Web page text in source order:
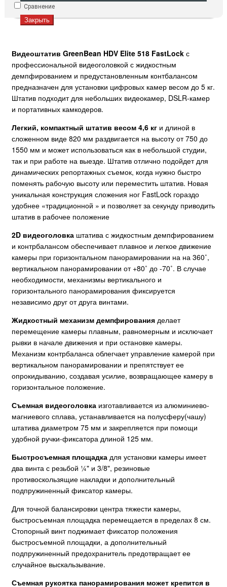
Сравнение
Видеоштатив GreenBean HDV Elite 518 FastLock с
профессиональной видеоголовкой с жидкостным
демпфированием и предустановленным контбалансом
предназначен для установки цифровых камер весом до 5 кг.
Штатив подходит для небольших видеокамер, DSLR-камер
и портативных камкодеров.
Легкий, компактный штатив весом 4,6 кг и длиной в
сложенном виде 820 мм раздвигается на высоту от 750 до
1550 мм и может использоваться как в небольшой студии,
так и при работе на выезде. Штатив отлично подойдет для
динамических репортажных съемок, когда нужно быстро
поменять рабочую высоту или переместить штатив. Новая
уникальная конструкция сложения ног FastLock гораздо
удобнее «традиционной » и позволяет за секунду приводить
штатив в рабочее положение
2D видеоголовка штатива с жидкостным демпфированием
и контрбалансом обеспечивает плавное и легкое движение
камеры при горизонтальном панорамировании на на 360˚,
вертикальном панорамировании от +80˚ до -70˚. В случае
необходимости, механизмы вертикального и
горизонтального панорамирования фиксируется
независимо друг от друга винтами.
Жидкостный механизм демпфирования делает
перемещение камеры плавным, равномерным и исключает
рывки в начале движения и при остановке камеры.
Механизм контрбаланса облегчает управление камерой при
вертикальном панорамировании и препятствует ее
опрокидыванию, создавая усилие, возвращающее камеру в
горизонтальное положение.
Съемная видеоголовка изготавливается из алюминиево-
магниевого сплава, устанавливается на полусферу(чашу)
штатива диаметром 75 мм и закрепляется при помощи
удобной ручки-фиксатора длиной 125 мм.
Быстросъемная площадка для установки камеры имеет
два винта с резьбой ¼" и 3/8", резиновые
противоскользящие накладки и дополнительный
подпружиненный фиксатор камеры.
Для точной балансировки центра тяжести камеры,
быстросъемная площадка перемещается в пределах 8 см.
Стопорный винт поджимает фиксатор положения
быстросъемной площадки, а дополнительный
подпружиненный предохранитель предотвращает ее
случайное выскальзывание.
Съемная рукоятка панорамирования может крепится в
Закрыть